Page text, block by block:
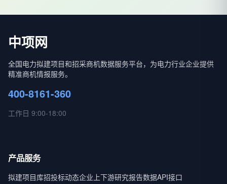
中项网
全国电力拟建项目和招采商机数据服务平台，为电力行业企业提供
精准商机情报服务。
400-8161-360
工作日 9:00-18:00
产品服务
拟建项目库招投标动态企业上下游研究报告数据API接口